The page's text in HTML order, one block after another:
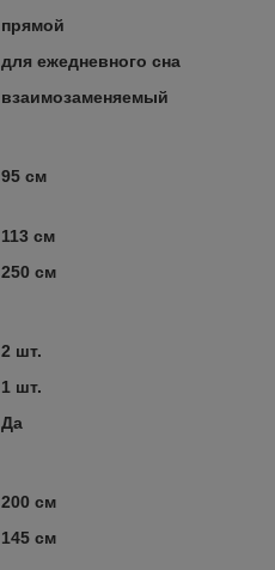
прямой
для ежедневного сна
взаимозаменяемый
95 см
113 см
250 см
2 шт.
1 шт.
Да
200 см
145 см